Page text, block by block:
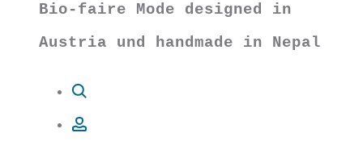
Bio-faire Mode designed in
Austria und handmade in Nepal